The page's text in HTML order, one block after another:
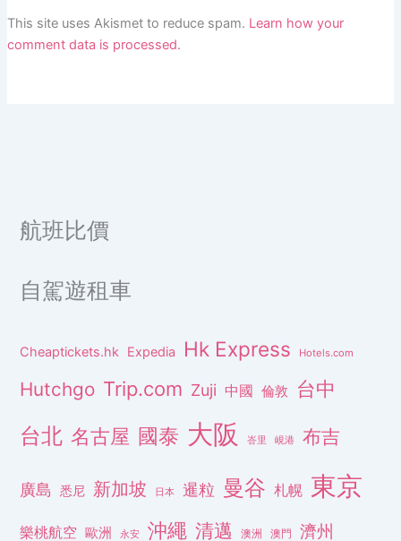
This site uses Akismet to reduce spam. Learn how your
comment data is processed.
航班比價
自駕遊租車
Cheaptickets.hk Expedia Hk Express Hotels.com
Hutchgo Trip.com Zuji 中國 倫敦 台中
台北 名古屋 國泰 大阪 峇里 峴港 布吉
廣島 悉尼 新加坡 日本 暹粒 曼谷 札幌 東京
樂桃航空 歐洲 永安 沖繩 清邁 澳洲 澳門 濟州